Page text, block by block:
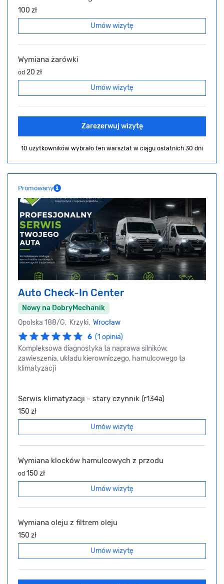
100 zł
Umów wizytę
Wymiana żarówki
od 20 zł
Umów wizytę
Zarezerwuj wizytę
10 użytkowników wybrało ten warsztat w ciągu ostatnich 30 dni
Promowany
Auto Check-In Center
Nowy na DobryMechanik
Opolska 188/G, Krzyki, Wrocław
6 (1 opinia)
Kompleksowa diagnostyka ta naprawa silników,
zawieszenia, układu kierowniczego, hamulcowego ta
klimatyzacji
Serwis klimatyzacji - stary czynnik (r134a)
150 zł
Umów wizytę
Wymiana klocków hamulcowych z przodu
od 150 zł
Umów wizytę
Wymiana oleju z filtrem oleju
150 zł
Umów wizytę